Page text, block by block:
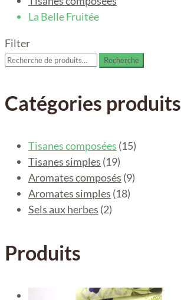
La Belle Fruitée
Filter
Recherche
Recherche
Catégories produits
Tisanes composées (15)
Tisanes simples (19)
Aromates composés (9)
Aromates simples (18)
Sels aux herbes (2)
Produits